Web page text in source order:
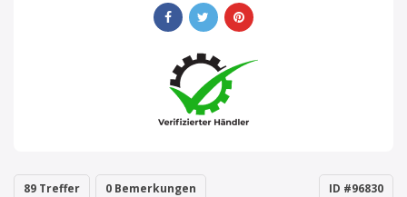
89 Treffer 0 Bemerkungen ID #96830